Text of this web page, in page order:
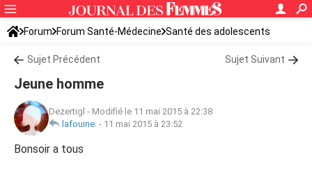
Forum Forum Santé-Médecine Santé des adolescents
Sujet Précédent Sujet Suivant
Jeune homme
Dezertigl - Modifié le 11 mai 2015 à 22:38
lafouine. - 11 mai 2015 à 23:52
Bonsoir a tous